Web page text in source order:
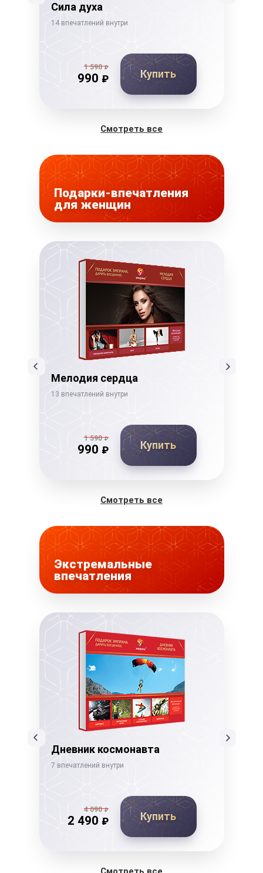
Сила духа
14 впечатлений внутри
1 590₽
990 ₽ Купить
Смотреть все
Подарки-впечатления
для женщин
Мелодия сердца
13 впечатлений внутри
1 590₽
990 ₽ Купить
Смотреть все
Экстремальные
впечатления
Дневник космонавта
7 впечатлений внутри
4 090₽
2 490 ₽ Купить